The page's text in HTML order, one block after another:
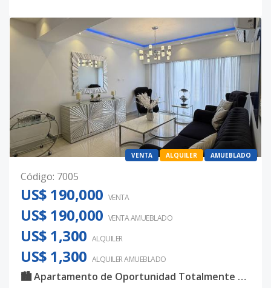
VENTA ALQUILER AMUEBLADO
Código: 7005
US$ 190,000 VENTA
US$ 190,000 VENTA AMUEBLADO
US$ 1,300 ALQUILER
US$ 1,300 ALQUILERAMUEBLADO
🏙️ Apartamento de Oportunidad Totalmente Amueblado en Zona Universitaria